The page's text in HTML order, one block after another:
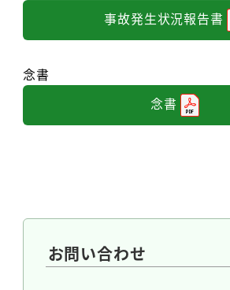
事故発生状況報告書
念書
念書
お問い合わせ